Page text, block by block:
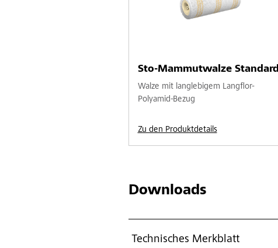
Sto-Mammutwalze Standard
Walze mit langlebigem Langflor-
Polyamid-Bezug
Zu den Produktdetails
Downloads
Technisches Merkblatt